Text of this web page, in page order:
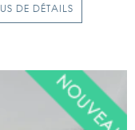
DE DÉTAILS